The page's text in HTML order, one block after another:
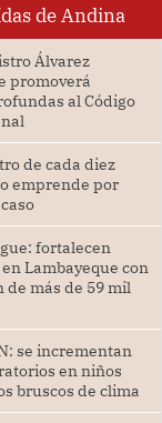
de Andina
Álvarez
promoverá
al Código
de cada diez
emprende por
fortalecen
Lambayeque con
más de 59 mil
se incrementan
en niños
bruscos de clima